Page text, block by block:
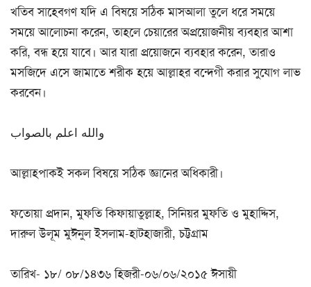
খতিব সাহেবগণ যদি এ বিষয়ে সঠিক মাসআলা তুলে ধরে সময়ে
সময়ে আলোচনা করেন, তাহলে চেয়ারের অপ্রয়োজনীয় ব্যবহার আশা
করি, বন্ধ হয়ে যাবে। আর যারা প্রয়োজনে ব্যবহার করেন, তারাও
মসজিদে এসে জামাতে শরীক হয়ে আল্লাহর বন্দেগী করার সুযোগ লাভ
করবেন।
والله اعلم بالصواب
আল্লাহপাকই সকল বিষয়ে সঠিক জ্ঞানের অধিকারী।
ফতোয়া প্রদান, মুফতি কিফায়াতুল্লাহ, সিনিয়র মুফতি ও মুহাদ্দিস,
দারুল উলূম মুঈনুল ইসলাম-হাটহাজারী, চট্টগ্রাম
তারিখ- ১৮/ ০৮/১৪৩৬ হিজরী-০৬/০৬/২০১৫ ঈসায়ী